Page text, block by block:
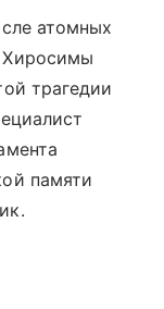
атомных
Хиросимы
трагедии
памяти